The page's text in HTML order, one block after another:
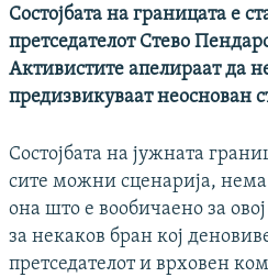
Состојбата на границата е
претседателот Стево
Активистите апелираат да
предизвикуваат неоснован
Состојбата на јужната
сите можни сценарија,
она што е вообичаено за
за некаков бран кој
претседателот и врховен